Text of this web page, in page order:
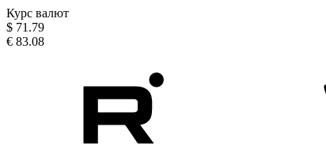
Курс валют
$ 71.79
€ 83.08